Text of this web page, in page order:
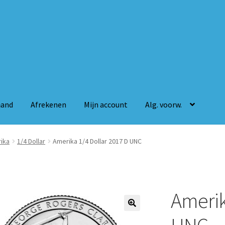
Afrekenen Mijn account Alg. voorw.
Mijn account Alg. voorw.
1/4 Dollar Amerika 1/4 Dollar 2017 D UNC